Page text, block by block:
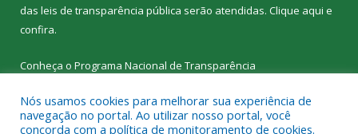
das leis de transparência pública serão atendidas. Clique aqui e
confira.
Conheça o Programa Nacional de Transparência
Nós usamos cookies para melhorar sua experiência de
navegação no portal. Ao utilizar nosso portal, você
concorda com a política de monitoramento de cookies.